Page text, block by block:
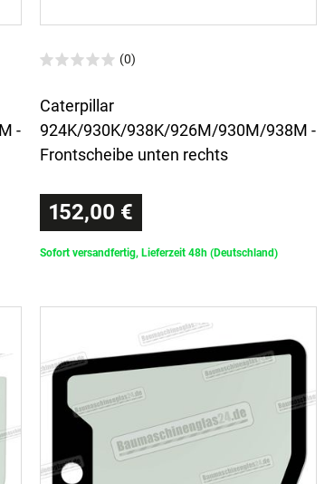
-
(0)
Caterpillar
924K/930K/938K/926M/930M/938M -
Frontscheibe unten rechts
152,00 €
Sofort versandfertig, Lieferzeit 48h (Deutschland)